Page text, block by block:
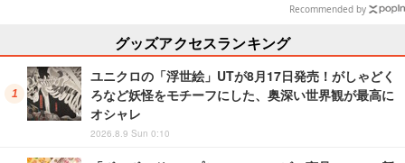
Recommended by
グッズアクセスランキング
ユニクロの「浮世絵」UTが8月17日発売！がしゃどく
ろなど妖怪をモチーフにした、奥深い世界観が最高に
オシャレ
2026.8.9 Sun 0:10